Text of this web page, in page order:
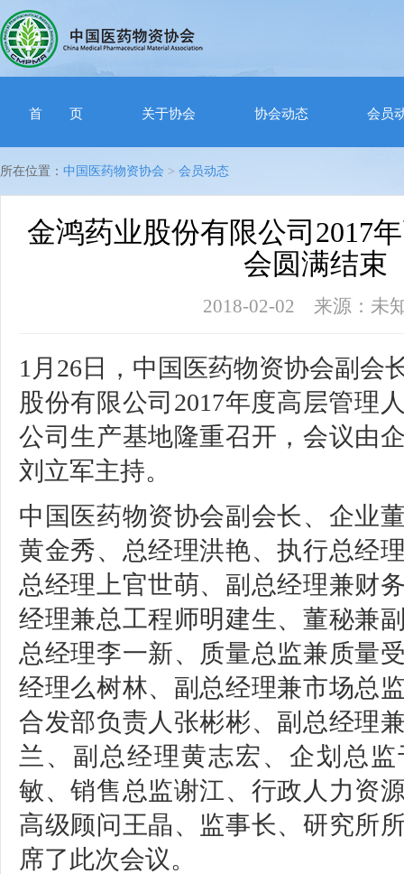
首 页 关于协会 协会动态 会员
所在位置： 中国医药物资协会 > 会员动态
金鸿药业股份有限公司2017
会圆满结束
2018-02-02 来源：
1月26日，中国医药物资协会副会
股份有限公司2017年度高层管理
公司生产基地隆重召开，会议由
刘立军主持。
中国医药物资协会副会长、企业
黄金秀、总经理洪艳、执行总经
总经理上官世萌、副总经理兼财
经理兼总工程师明建生、董秘兼
总经理李一新、质量总监兼质量
经理么树林、副总经理兼市场总
合发部负责人张彬彬、副总经理
兰、副总经理黄志宏、企划总
敏、销售总监谢江、 行政人力资
高级顾问王晶、 监事长、研究所
席了此次会议。